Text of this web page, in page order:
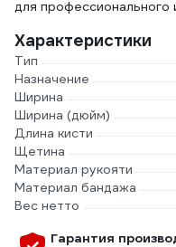
для профессионального
Характеристики
Тип
Назначение
Ширина
Ширина (дюйм)
Длина кисти
Щетина
Материал рукояти
Материал бандажа
Вес нетто
Гарантия